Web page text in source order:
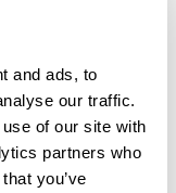
and ads, to
our traffic.
of our site with
partners who
you’ve